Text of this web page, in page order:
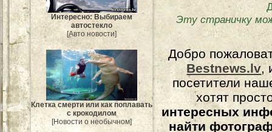
Интересно: Выбираем
автостекло
[Авто новости]
Клетка смерти или как поплавать
с крокодилом
[Новости о необычном]
Эту страничку
Добро
Bestnews.lv,
посетители
хотят
интересных
найти